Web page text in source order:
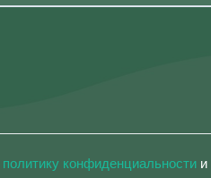
политику конфиденциальности и